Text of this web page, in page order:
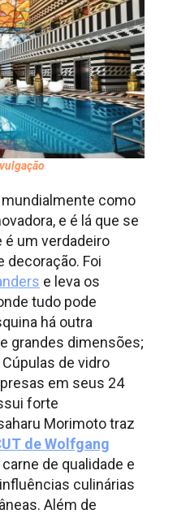
como
e é lá que se
um verdadeiro
decoração. Foi
e leva os
tudo pode
há outra
grandes dimensões;
de vidro
em seus 24
forte
Morimoto traz
de Wolfgang
de qualidade e
culinárias
Além de